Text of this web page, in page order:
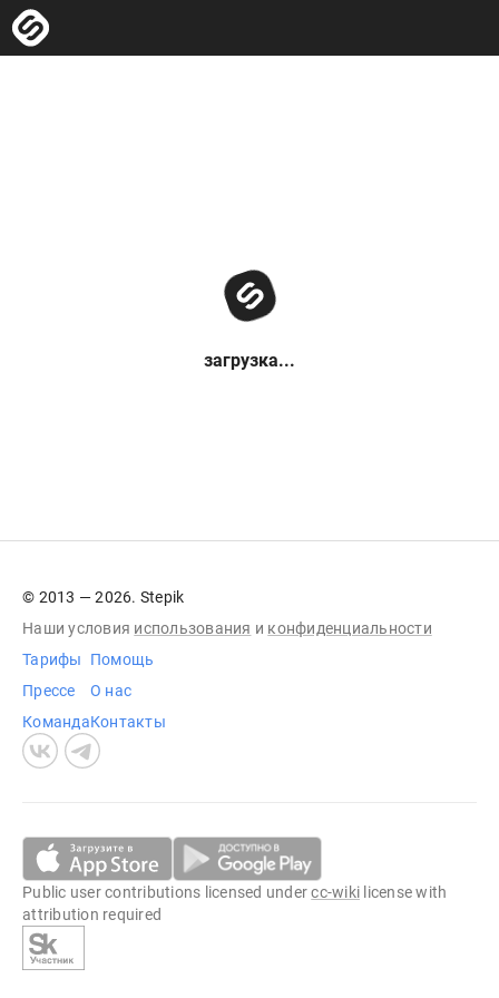
загрузка...
© 2013 — 2026. Stepik
Наши условия использования и конфиденциальности
Тарифы
Прессе
Команда
Помощь
О нас
Контакты
Public user contributions licensed undercc-wiki license with
attribution required